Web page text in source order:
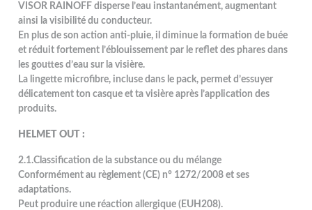
VISOR RAINOFF disperse l’eau instantanément, augmentant
ainsi la visibilité du conducteur.
En plus de son action anti-pluie, il diminue la formation de buée
et réduit fortement l’éblouissement par le reflet des phares dans
les gouttes d’eau sur la visière.
La lingette microfibre, incluse dans le pack, permet d’essuyer
délicatement ton casque et ta visière après l’application des
produits.
HELMET OUT :
2.1.Classification de la substance ou du mélange
Conformément au règlement (CE) n° 1272/2008 et ses
adaptations.
Peut produire une réaction allergique (EUH208).